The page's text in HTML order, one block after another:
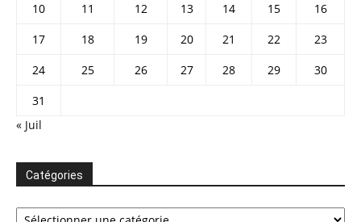
10
11 12 13 14 15
16
17
18 19 20 21 22
23
24
25 26 27 28 29
30
31
« Juil
Catégories
Catégories